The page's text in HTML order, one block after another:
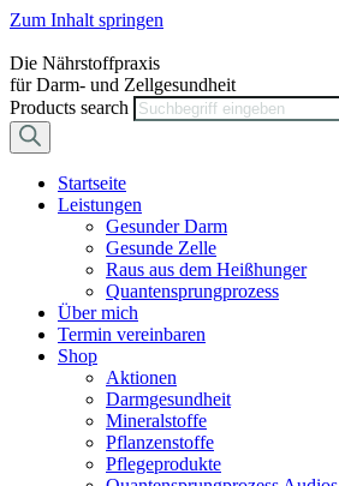
Zum Inhalt springen
Die Nährstoffpraxis
für Darm- und Zellgesundheit
Products search
Startseite
Leistungen
Gesunder Darm
Gesunde Zelle
Raus aus dem Heißhunger
Quantensprungprozess
Über mich
Termin vereinbaren
Shop
Aktionen
Darmgesundheit
Mineralstoffe
Pflanzenstoffe
Pflegeprodukte